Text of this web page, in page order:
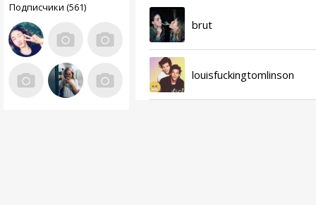
Подписчики (561)
brut
louisfuckingtomlinson